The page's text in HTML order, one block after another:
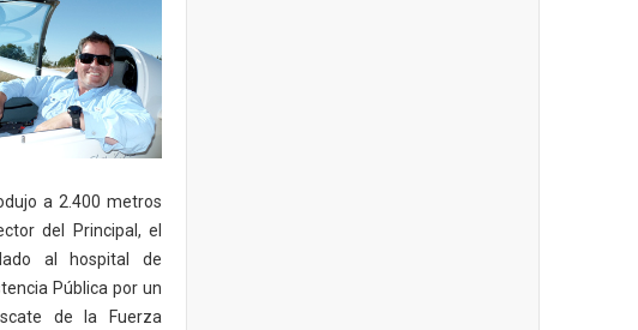
a 2.400 metros
del Principal, el
al hospital de
Pública por un
de la Fuerza